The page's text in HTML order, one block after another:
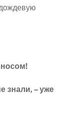
знали, – уже